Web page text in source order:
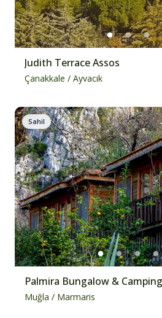
Judith Terrace Assos
Çanakkale / Ayvacık
Sahil
Palmira Bungalow & Camping
Muğla / Marmaris